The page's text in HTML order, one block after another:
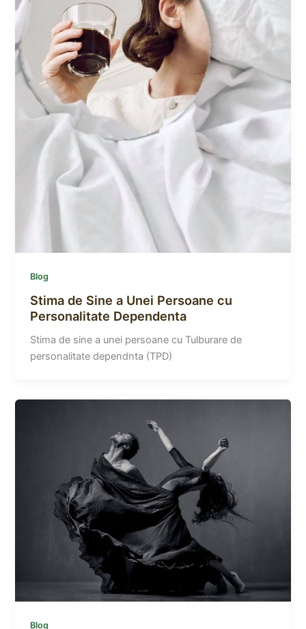
Blog
Stima de Sine a Unei Persoane cu
Personalitate Dependenta
Stima de sine a unei persoane cu Tulburare de
personalitate dependnta (TPD)
Blog